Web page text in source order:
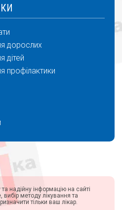
дорослих
дітей
профілактики
надійну інформацію на сайті
вибір методу лікування та
тільки ваш лікар.